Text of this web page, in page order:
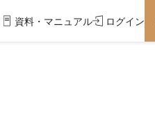
資料・マニュアル ログイン